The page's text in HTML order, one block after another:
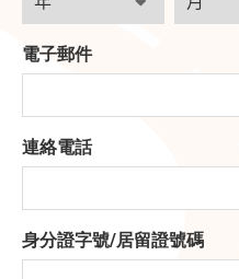
電子郵件
連絡電話
身分證字號/居留證號碼